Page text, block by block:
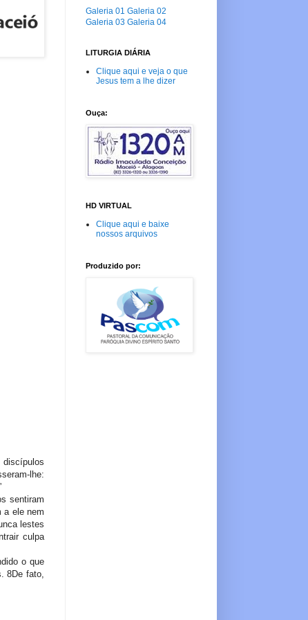
discípulos
lhe:
sentiram
a ele nem
lestes
culpa
o que
8De fato,
Galeria 01 Galeria 02
Galeria 03 Galeria 04
LITURGIA DIÁRIA
Clique aqui e veja o que
Jesus tem a lhe dizer
Ouça:
HD VIRTUAL
Clique aqui e baixe
nossos arquivos
Produzido por: